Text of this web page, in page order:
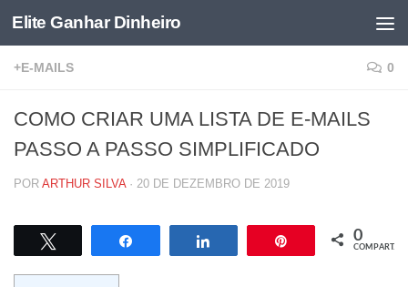
Skip to content
Elite Ganhar Dinheiro
+E-MAILS 0
COMO CRIAR UMA LISTA DE E-MAILS
PASSO A PASSO SIMPLIFICADO
POR ARTHUR SILVA · 20 DE DEZEMBRO DE 2019
Compartilhar Compartilhar 0
COMPART.